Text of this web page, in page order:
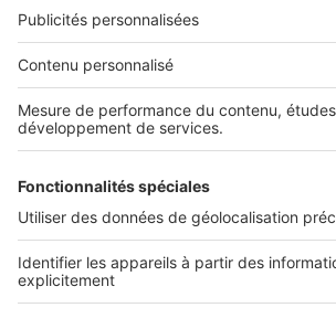
Nos solutions pro
Actualités pro
Nous contacter